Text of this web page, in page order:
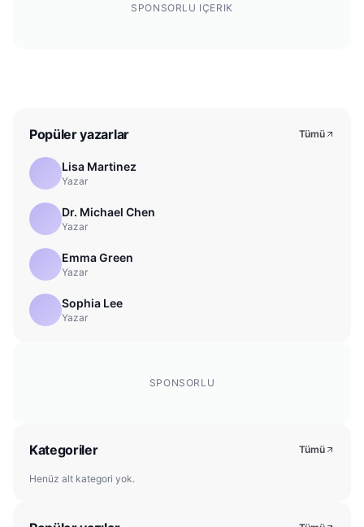
SPONSORLU IÇERIK
Popüler yazarlar Tümü
Lisa Martinez
Yazar
Dr. Michael Chen
Yazar
Emma Green
Yazar
Sophia Lee
Yazar
SPONSORLU
Kategoriler Tümü
Henüz alt kategori yok.